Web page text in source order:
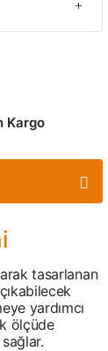
Kargo
tasarlanan
yardımcı
ölçüde